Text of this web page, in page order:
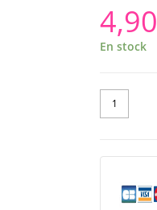
4,90
En stock